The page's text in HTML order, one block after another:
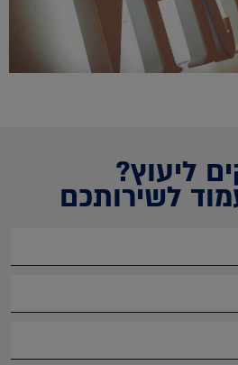
ליעוץ?
לשירותכם